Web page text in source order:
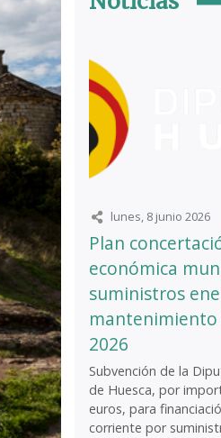
lunes, 8 junio 2026
Plan
económica
suministros
2026
Subvención de la
de Huesca, por
euros, para
corriente por